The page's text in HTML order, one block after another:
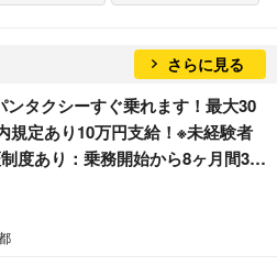
さらに見る
タクシーすぐ乗れます！最大30
規定あり10万円支給！※未経験者
度あり：乗務開始から8ヶ月間30
間の給与保証を支給！※未経験者
円（入居から12ヵ月間）退職金
ております。女性特集記事 → 会